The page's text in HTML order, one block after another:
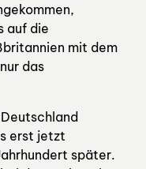
auf die
mit dem
das
erst jetzt
später.